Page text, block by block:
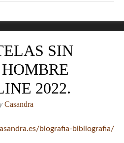
SIN
2022.
Casandra
biografia-bibliografia/